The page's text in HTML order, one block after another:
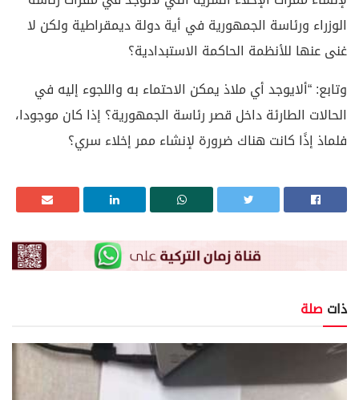
الوزراء ورئاسة الجمهورية في أية دولة ديمقراطية ولكن لا
غنى عنها للأنظمة الحاكمة الاستبدادية؟
وتابع: “ألايوجد أي ملاذ يمكن الاحتماء به واللجوء إليه في
الحالات الطارئة داخل قصر رئاسة الجمهورية؟ إذا كان موجودا،
فلماذ إذًا كانت هناك ضرورة لإنشاء ممر إخلاء سري؟
ذات صلة